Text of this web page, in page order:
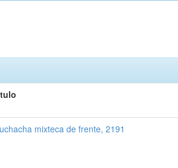
mixteca de frente, 2191